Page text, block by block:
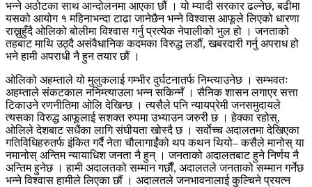
भन्ने अठोटका साथ आन्दोलनमा आएका छौं । यो म्यादी सरकार ढल्नेछ, बढीमा
यसको आयोग १ महिनाभन्दा टाढा जानेछैन भन्ने विश्वास आफूले लिएको धारणा
राख्नुहुँदै ओलिको बोलीमा विश्वास गर्नु प्रत्येक नेपालीको भुल हो । जनताको
तहबाट माथि उठ्दै असंवैधानिक कदमका विरुद्ध लडौं, खबरदारी गर्नु अपराध हो
भने हामी अपराधी नै हुन तयार छौं ।
ओलिको अहम्ताले यो मुलुकलाई गम्भीर दुर्घटनातर्फ निम्त्याउनेछ । सम्भवतः
अहम्ताले संकटकाल ननिम्त्याउला भन्न सकिन्नँ । सैनिक शासन लगाएर सत्ता
टिकाउने रणनीतिमा ओलि देखिन्छ । त्यसैले पनि न्यायप्रेमी जनसमुदायले
त्यसका विरुद्ध आफूलाई सशक्त रुपमा उभ्याउन जरुरी छ । हेक्का रहोस्,
ओलिले देशबाट सधैंका लागि संघीयता खोस्दै छ । सर्वाेच्च अदालतमा देखिएका
गतिविधिहरुतर्फ इंकित गर्दै नेता चौलागाईंको थप कथन थियो– कसैले मानोस् या
नमानोस् अन्तिम न्यायाधिश जनता नै हुन् । जनताको अदालतबाट हुने निर्णय नै
अन्तिम हुनेछ । हामी अदालतको सम्मान गर्छाैं, अदालतले जनताको सम्मान गर्नेछ
भन्ने विश्वास हामीले लिएका छौं । अदालतले जनभावनालाई कुल्चिने प्रयत्न